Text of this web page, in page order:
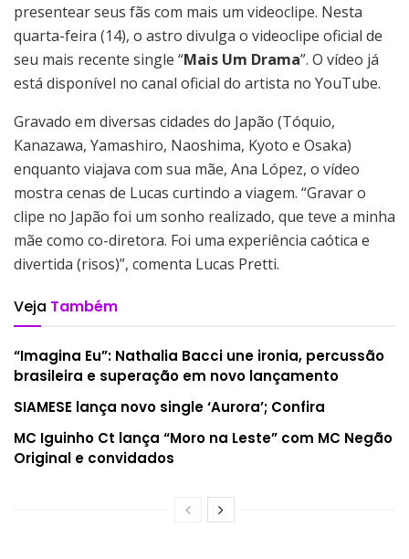
presentear seus fãs com mais um videoclipe. Nesta
quarta-feira (14), o astro divulga o videoclipe oficial de
seu mais recente single “Mais Um Drama”. O vídeo já
está disponível no canal oficial do artista no YouTube.
Gravado em diversas cidades do Japão (Tóquio,
Kanazawa, Yamashiro, Naoshima, Kyoto e Osaka)
enquanto viajava com sua mãe, Ana López, o vídeo
mostra cenas de Lucas curtindo a viagem. “Gravar o
clipe no Japão foi um sonho realizado, que teve a minha
mãe como co-diretora. Foi uma experiência caótica e
divertida (risos)”, comenta Lucas Pretti.
Veja Também
“Imagina Eu”: Nathalia Bacci une ironia, percussão
brasileira e superação em novo lançamento
SIAMESE lança novo single ‘Aurora’; Confira
MC Iguinho Ct lança “Moro na Leste” com MC Negão
Original e convidados